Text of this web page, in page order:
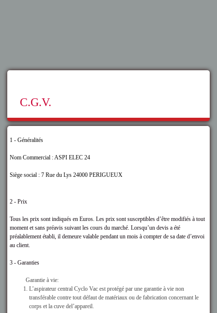
C.G.V.
1 - Généralités
Nom Commercial : ASPI ELEC 24
Siège social : 7 Rue du Lys 24000 PERIGUEUX
2 - Prix
Tous les prix sont indiqués en Euros. Les prix sont susceptibles d’être modifiés à tout
moment et sans préavis suivant les cours du marché. Lorsqu’un devis a été
préalablement établi, il demeure valable pendant un mois à compter de sa date d’envoi
au client.
3 - Garanties
Garantie à vie:
L’aspirateur central Cyclo Vac est protégé par une garantie à vie non
transférable contre tout défaut de matériaux ou de fabrication concernant le
corps et la cuve del’appareil.